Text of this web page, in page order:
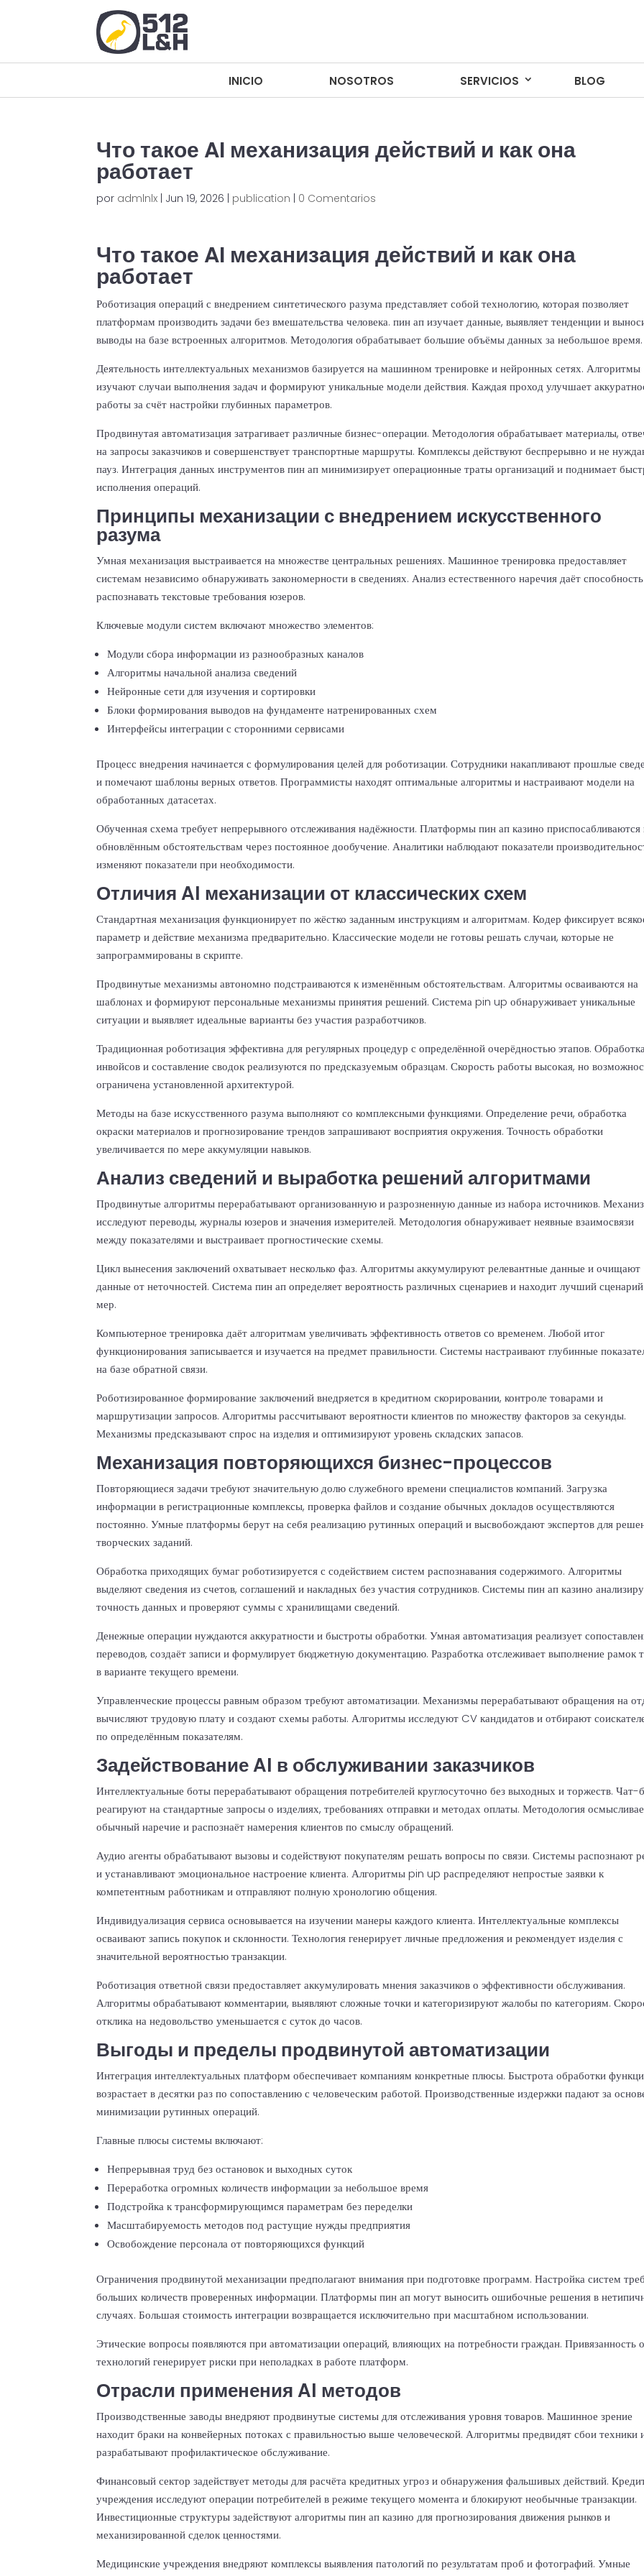
INICIO NOSOTROS SERVICIOS BLOG
INICIO NOSOTROS SERVICIOS BLOG
Что такое AI механизация действий и как она
работает
por admlnlx Jun 19, 2026 publication 0 Comentarios
Что такое AI механизация действий и как она
работает
Роботизация операций с внедрением синтетического разума представляет собой технологию, которая позволяет
платформам производить задачи без вмешательства человека.пин апизучает данные, выявляет тенденции и
выводы на базе встроенных алгоритмов. Методология обрабатывает большие объёмы данных за небольшое время.
Деятельность интеллектуальных механизмов базируется на машинном тренировке и нейронных сетях. Алгоритмы
изучают случаи выполнения задач и формируют уникальные модели действия. Каждая проход улучшает
работы за счёт настройки глубинных параметров.
Продвинутая автоматизация затрагивает различные бизнес-операции. Методология обрабатывает материалы,
на запросы заказчиков и совершенствует транспортные маршруты. Комплексы действуют беспрерывно и не
пауз. Интеграция данных инструментов пин ап минимизирует операционные траты организаций и поднимает
исполнения операций.
Принципы механизации с внедрением искусственного
разума
Умная механизация выстраивается на множестве центральных решениях. Машинное тренировка предоставляет
системам независимо обнаруживать закономерности в сведениях. Анализ естественного наречия даёт способность
распознавать текстовые требования юзеров.
Ключевые модули систем включают множество элементов:
Модули сбора информации из разнообразных каналов
Алгоритмы начальной анализа сведений
Нейронные сети для изучения и сортировки
Блоки формирования выводов на фундаменте натренированных схем
Интерфейсы интеграции с сторонними сервисами
Процесс внедрения начинается с формулирования целей для роботизации. Сотрудники накапливают прошлые
и помечают шаблоны верных ответов. Программисты находят оптимальные алгоритмы и настраивают модели на
обработанных датасетах.
Обученная схема требует непрерывного отслеживания надёжности. Платформы пин ап казино приспосабливаются
обновлённым обстоятельствам через постоянное дообучение. Аналитики наблюдают показатели
изменяют показатели при необходимости.
Отличия AI механизации от классических схем
Стандартная механизация функционирует по жёстко заданным инструкциям и алгоритмам. Кодер фиксирует
параметр и действие механизма предварительно. Классические модели не готовы решать случаи, которые не
запрограммированы в скрипте.
Продвинутые механизмы автономно подстраиваются к изменённым обстоятельствам. Алгоритмы осваиваются на
шаблонах и формируют персональные механизмы принятия решений. Система pin up обнаруживает уникальные
ситуации и выявляет идеальные варианты без участия разработчиков.
Традиционная роботизация эффективна для регулярных процедур с определённой очерёдностью этапов.
инвойсов и составление сводок реализуются по предсказуемым образцам. Скорость работы высокая, но
ограничена установленной архитектурой.
Методы на базе искусственного разума выполняют со комплексными функциями. Определение речи, обработка
окраски материалов и прогнозирование трендов запрашивают восприятия окружения. Точность обработки
увеличивается по мере аккумуляции навыков.
Анализ сведений и выработка решений алгоритмами
Продвинутые алгоритмы перерабатывают организованную и разрозненную данные из набора источников.
исследуют переводы, журналы юзеров и значения измерителей. Методология обнаруживает неявные взаимосвязи
между показателями и выстраивает прогностические схемы.
Цикл вынесения заключений охватывает несколько фаз. Алгоритмы аккумулируют релевантные данные и очищают
данные от неточностей. Система пин ап определяет вероятность различных сценариев и находит лучший сценарий
мер.
Компьютерное тренировка даёт алгоритмам увеличивать эффективность ответов со временем. Любой итог
функционирования записывается и изучается на предмет правильности. Системы настраивают глубинные
на базе обратной связи.
Роботизированное формирование заключений внедряется в кредитном скорировании, контроле товарами и
маршрутизации запросов. Алгоритмы рассчитывают вероятности клиентов по множеству факторов за секунды.
Механизмы предсказывают спрос на изделия и оптимизируют уровень складских запасов.
Механизация повторяющихся бизнес-процессов
Повторяющиеся задачи требуют значительную долю служебного времени специалистов компаний. Загрузка
информации в регистрационные комплексы, проверка файлов и создание обычных докладов осуществляются
постоянно. Умные платформы берут на себя реализацию рутинных операций и высвобождают экспертов для
творческих заданий.
Обработка приходящих бумаг роботизируется с содействием систем распознавания содержимого. Алгоритмы
выделяют сведения из счетов, соглашений и накладных без участия сотрудников. Системы пин ап казино
точность данных и проверяют суммы с хранилищами сведений.
Денежные операции нуждаются аккуратности и быстроты обработки. Умная автоматизация реализует
переводов, создаёт записи и формулирует бюджетную документацию. Разработка отслеживает выполнение рамок
в варианте текущего времени.
Управленческие процессы равным образом требуют автоматизации. Механизмы перерабатывают обращения на
вычисляют трудовую плату и создают схемы работы. Алгоритмы исследуют CV кандидатов и отбирают
по определённым показателям.
Задействование AI в обслуживании заказчиков
Интеллектуальные боты перерабатывают обращения потребителей круглосуточно без выходных и торжеств. Чат-
реагируют на стандартные запросы о изделиях, требованиях отправки и методах оплаты. Методология
обычный наречие и распознаёт намерения клиентов по смыслу обращений.
Аудио агенты обрабатывают вызовы и содействуют покупателям решать вопросы по связи. Системы распознают
и устанавливают эмоциональное настроение клиента. Алгоритмы pin up распределяют непростые заявки к
компетентным работникам и отправляют полную хронологию общения.
Индивидуализация сервиса основывается на изучении манеры каждого клиента. Интеллектуальные комплексы
осваивают запись покупок и склонности. Технология генерирует личные предложения и рекомендует изделия с
значительной вероятностью транзакции.
Роботизация ответной связи предоставляет аккумулировать мнения заказчиков о эффективности обслуживания.
Алгоритмы обрабатывают комментарии, выявляют сложные точки и категоризируют жалобы по категориям.
отклика на недовольство уменьшается с суток до часов.
Выгоды и пределы продвинутой автоматизации
Интеграция интеллектуальных платформ обеспечивает компаниям конкретные плюсы. Быстрота обработки
возрастает в десятки раз по сопоставлению с человеческим работой. Производственные издержки падают за
минимизации рутинных операций.
Главные плюсы системы включают:
Непрерывная труд без остановок и выходных суток
Переработка огромных количеств информации за небольшое время
Подстройка к трансформирующимся параметрам без переделки
Масштабируемость методов под растущие нужды предприятия
Освобождение персонала от повторяющихся функций
Ограничения продвинутой механизации предполагают внимания при подготовке программ. Настройка систем
больших количеств проверенных информации. Платформы пин ап могут выносить ошибочные решения в
случаях. Большая стоимость интеграции возвращается исключительно при масштабном использовании.
Этические вопросы появляются при автоматизации операций, влияющих на потребности граждан. Привязанность
технологий генерирует риски при неполадках в работе платформ.
Отрасли применения AI методов
Производственные заводы внедряют продвинутые системы для отслеживания уровня товаров. Машинное зрение
находит браки на конвейерных потоках с правильностью выше человеческой. Алгоритмы предвидят сбои техники
разрабатывают профилактическое обслуживание.
Финансовый сектор задействует методы для расчёта кредитных угроз и обнаружения фальшивых действий.
учреждения исследуют операции потребителей в режиме текущего момента и блокируют необычные транзакции.
Инвестиционные структуры задействуют алгоритмы пин ап казино для прогнозирования движения рынков и
механизированной сделок ценностями.
Медицинские учреждения внедряют комплексы выявления патологий по результатам проб и фотографий. Умные